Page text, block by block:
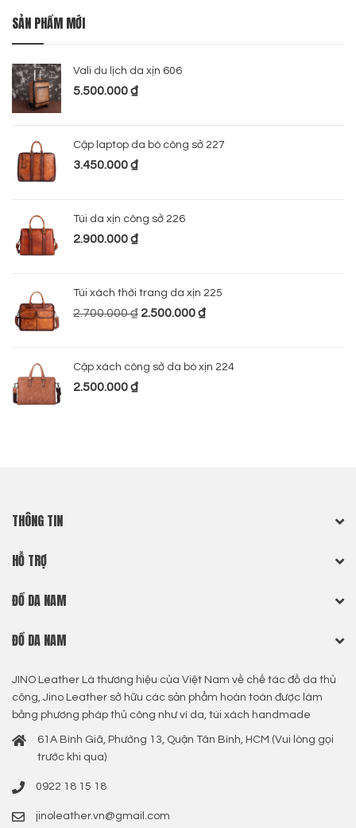
SẢN PHẨM MỚI
Vali du lịch da xịn 606
5.500.000₫
Cặp laptop da bò công sở 227
3.450.000₫
Túi da xịn công sở 226
2.900.000₫
Túi xách thời trang da xịn 225
2.700.000₫ 2.500.000₫
Cặp xách công sở da bò xịn 224
2.500.000₫
THÔNG TIN
HỖ TRỢ
ĐỒ DA NAM
ĐỒ DA NAM
JINO Leather Là thương hiệu của Việt Nam về chế tác đồ da thủ
công, Jino Leather sở hữu các sản phẩm hoàn toàn được làm
bằng phương pháp thủ công như ví da, túi xách handmade
61A Bình Giã, Phường 13, Quận Tân Bình, HCM (Vui lòng gọi
trước khi qua)
0922 18 15 18
jinoleather.vn@gmail.com